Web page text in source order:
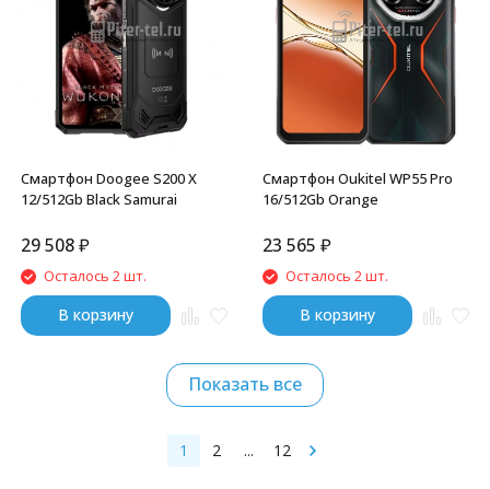
Смартфон Doogee S200 X
12/512Gb Black Samurai
29 508₽
Осталось 2 шт.
В корзину
Смартфон Oukitel WP55 Pro
16/512Gb Orange
23 565 ₽
Осталось 2 шт.
В корзину
Показать все
1 2 ... 12